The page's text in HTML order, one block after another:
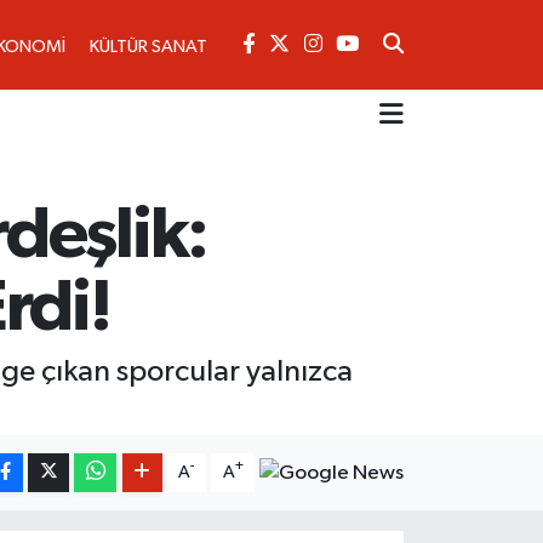
KÜLTÜR SANAT
çıkan sporcular yalnızca
A- A+